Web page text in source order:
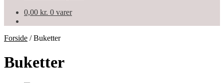
0,00 kr. 0 varer
Forside /Buketter
Buketter